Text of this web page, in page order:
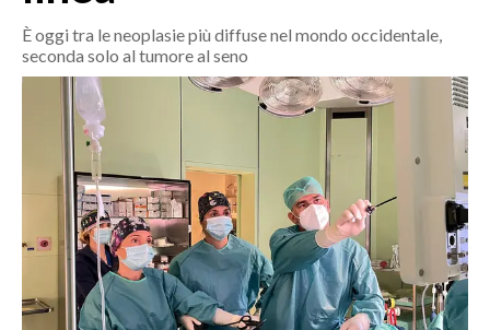
OGLIASTRA
AGENDA
CRONACA
MONDO
POLITICA
ECONOMIA
SERVIZI ALLE IMPRESE
È oggi tra le neoplasie più diffuse nel mondo occidentale,
seconda solo al tumore al seno